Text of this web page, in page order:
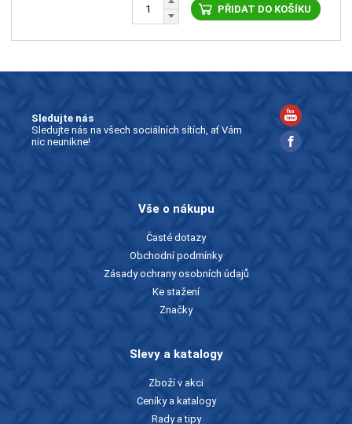
PŘIDAT DO KOŠÍKU
Sledujte nás
Sledujte nás na všech sociálních sítích, ať Vám
nic neunikne!
Vše o nákupu
Časté dotazy
Obchodní podmínky
Zásady ochrany osobních údajů
Ke stažení
Značky
Slevy a katalogy
Zboží v akci
Ceníky a katalogy
Rady a tipy